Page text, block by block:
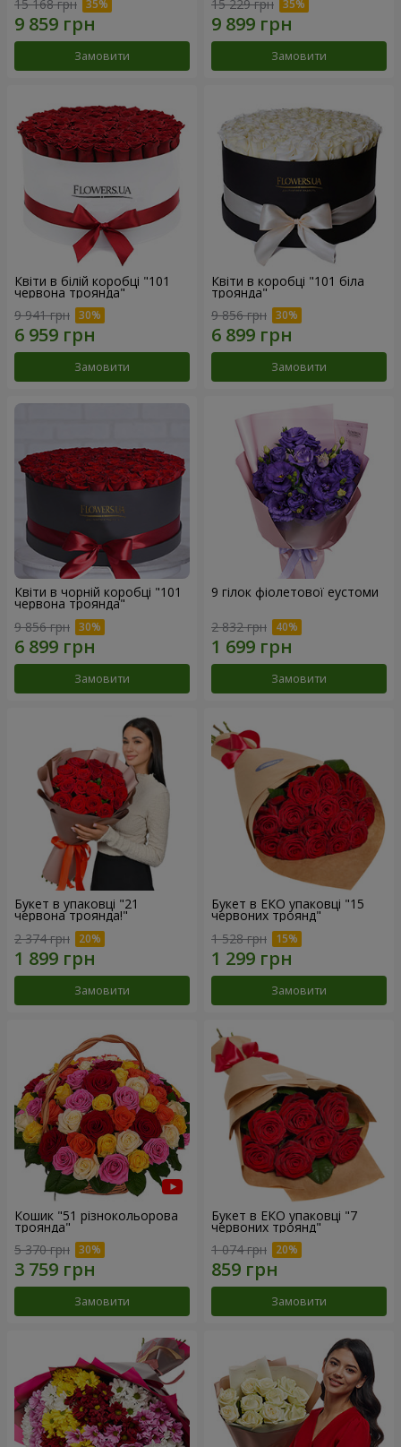
15 168 грн
Замовити
15 229 грн
Замовити
Квіти в білій коробці "101
червона троянда"
9 941 грн
Замовити
Квіти в коробці "101 біла
троянда"
9 856 грн
Замовити
Квіти в чорній коробці "101
червона троянда"
9 856 грн
Замовити
9 гілок фіолетової еустоми
2 832 грн
Замовити
Букет в упаковці "21
червона троянда!"
2 374 грн
Замовити
Букет в ЕКО упаковці "15
червоних троянд"
1 528 грн
Замовити
Кошик "51 різнокольорова
троянда"
5 370 грн
Замовити
Букет в ЕКО упаковці "7
червоних троянд"
1 074 грн
Замовити